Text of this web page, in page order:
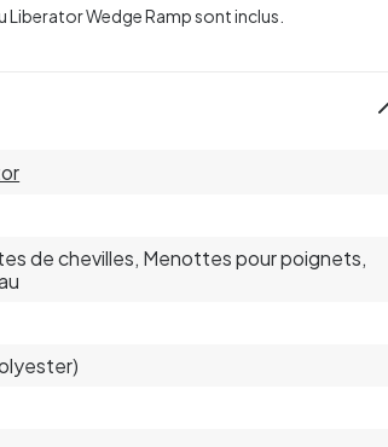
Wedge Ramp sont inclus.
de chevilles, Menottes pour poignets,